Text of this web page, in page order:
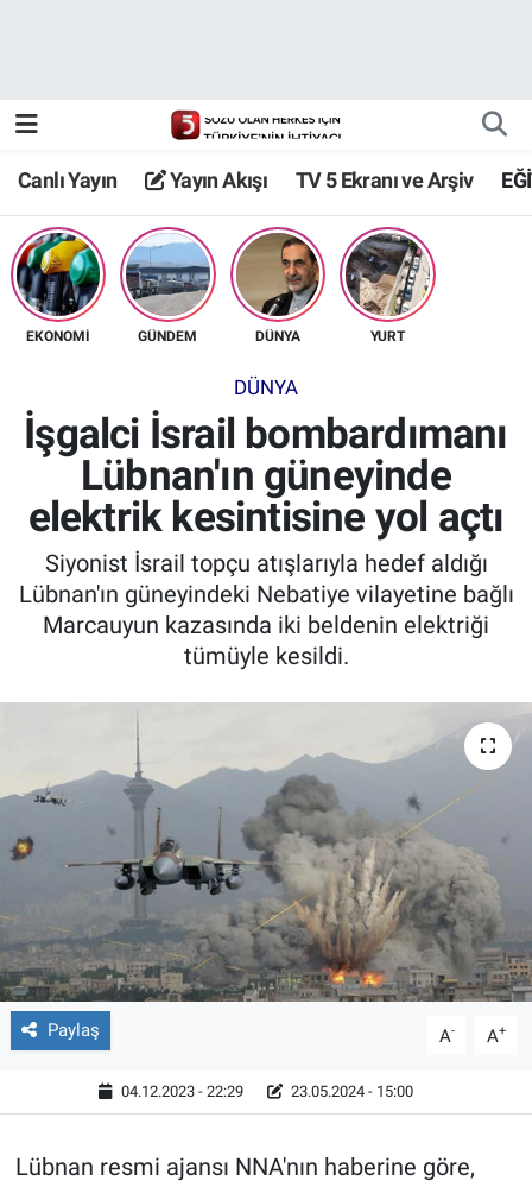
Canlı Yayın Yayın Akışı TV 5 Ekranı ve Arşiv
EKONOMİ GÜNDEM DÜNYA YURT
DÜNYA
İşgalci İsrail bombardımanı
Lübnan'ın güneyinde
elektrik kesintisine yol açtı
Siyonist İsrail topçu atışlarıyla hedef aldığı
Lübnan'ın güneyindeki Nebatiye vilayetine bağlı
Marcauyun kazasında iki beldenin elektriği
tümüyle kesildi.
Paylaş A- A+
04.12.2023 - 22:29 23.05.2024 - 15:00
Lübnan resmi ajansı NNA'nın haberine göre,
TV 5 Ekranı ve Arşiv